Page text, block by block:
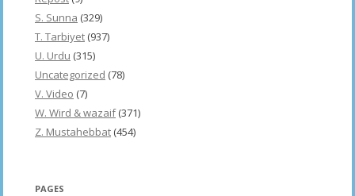
S. Sunna (329)
T. Tarbiyet (937)
U. Urdu (315)
Uncategorized (78)
V. Video (7)
W. Wird & wazaif(371)
Z. Mustahebbat (454)
PAGES